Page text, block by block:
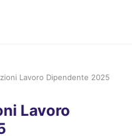
Lavoro Dipendente 2025
Lavoro